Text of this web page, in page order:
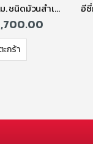
อีซี่กราส 125x200x1 ซม. ชนิดม้วนสำเร็จรูป สีดาร์คกรีน
กร้า